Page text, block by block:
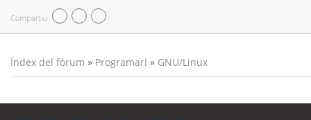
Compartiu
Índex del fòrum » Programari » GNU/Linux